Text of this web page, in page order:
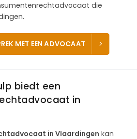
die
MET EEN ADVOCAAT
biedt een
in
in Vlaardingen kan